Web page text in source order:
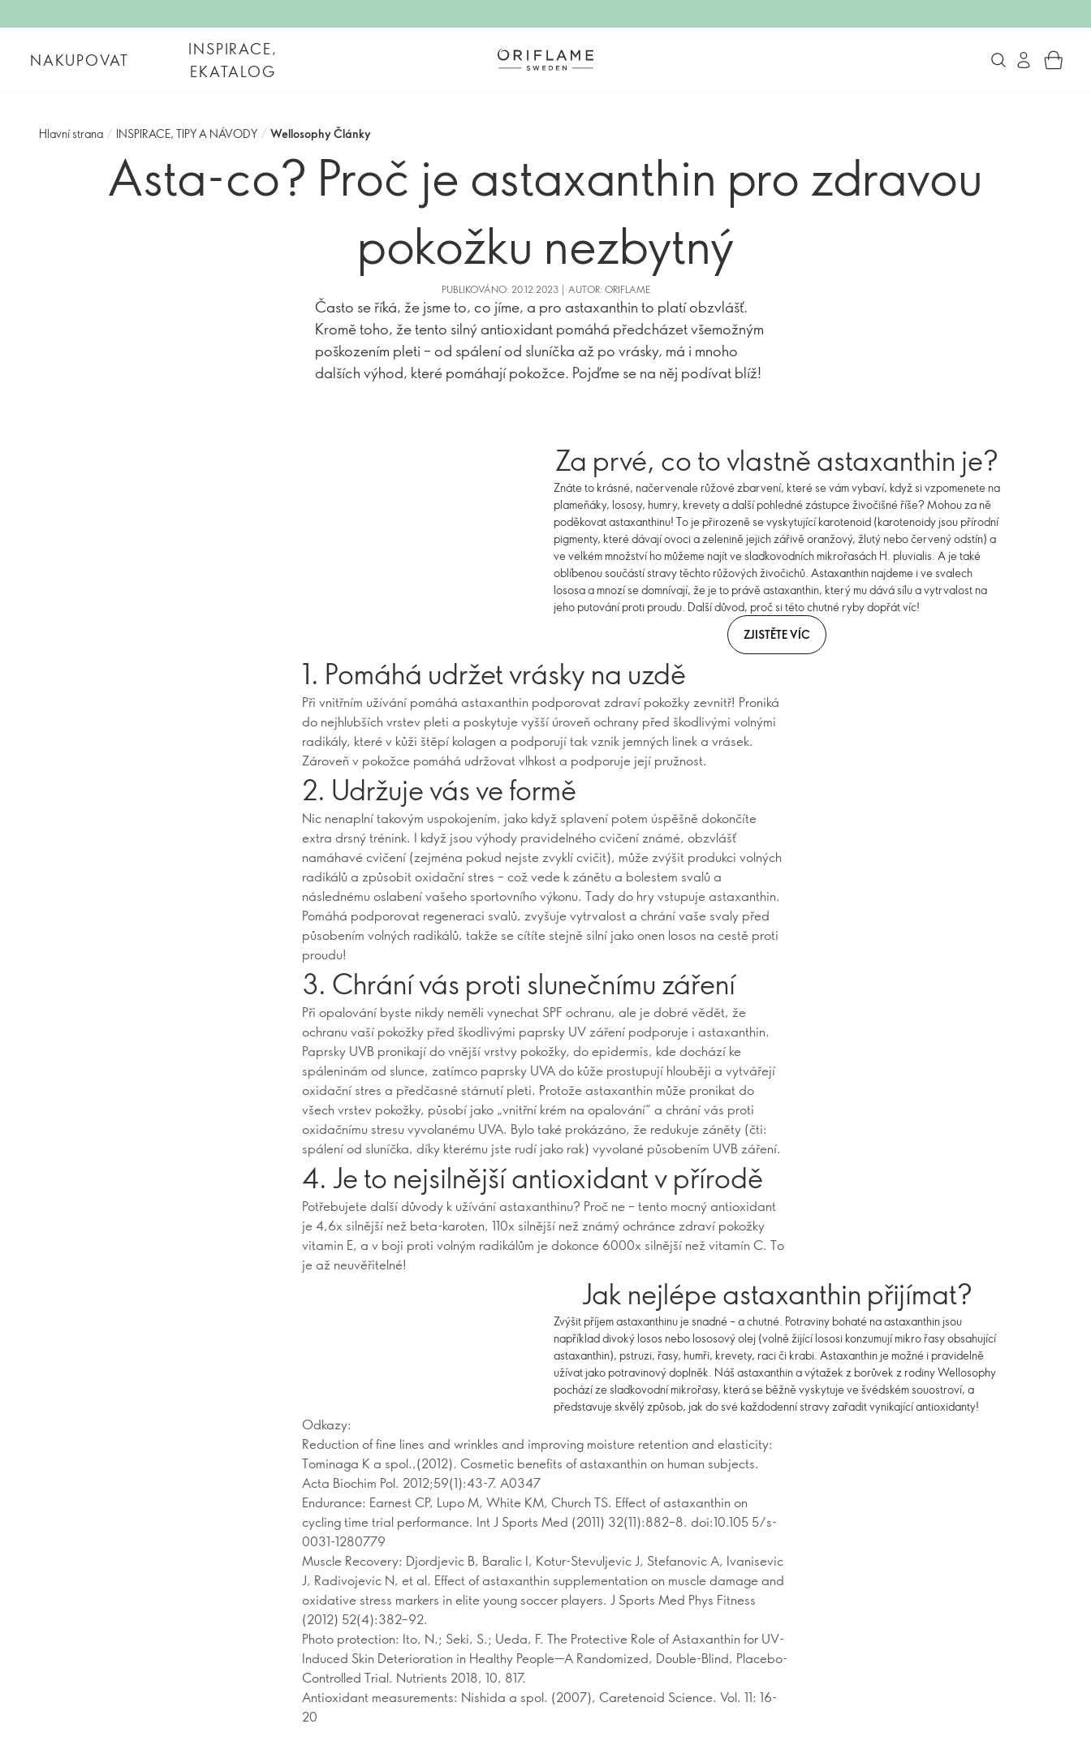
NAKUPOVAT
INSPIRACE,
EKATALOG
Hlavní strana / INSPIRACE, TIPY A NÁVODY / Wellosophy Články
Asta-co? Proč je astaxanthin pro zdravou
pokožku nezbytný
PUBLIKOVÁNO: 20.12.2023 | AUTOR: ORIFLAME
Často se říká, že jsme to, co jíme, a pro astaxanthin to platí obzvlášť.
Kromě toho, že tento silný antioxidant pomáhá předcházet všemožným
poškozením pleti – od spálení od sluníčka až po vrásky, má i mnoho
dalších výhod, které pomáhají pokožce. Pojďme se na něj podívat blíž!
Za prvé, co to vlastně astaxanthin je?
Znáte to krásné, načervenale růžové zbarvení, které se vám vybaví, když si vzpomenete na
plameňáky, lososy, humry, krevety a další pohledné zástupce živočišné říše? Mohou za ně
poděkovat astaxanthinu! To je přirozeně se vyskytující karotenoid (karotenoidy jsou přírodní
pigmenty, které dávají ovoci a zelenině jejich zářivě oranžový, žlutý nebo červený odstín) a
ve velkém množství ho můžeme najít ve sladkovodních mikrořasách H. pluvialis. A je také
oblíbenou součástí stravy těchto růžových živočichů. Astaxanthin najdeme i ve svalech
lososa a mnozí se domnívají, že je to právě astaxanthin, který mu dává sílu a vytrvalost na
jeho putování proti proudu. Další důvod, proč si této chutné ryby dopřát víc!
ZJISTĚTE VÍC
1. Pomáhá udržet vrásky na uzdě
Při vnitřním užívání pomáhá astaxanthin podporovat zdraví pokožky zevnitř! Proniká
do nejhlubších vrstev pleti a poskytuje vyšší úroveň ochrany před škodlivými volnými
radikály, které v kůži štěpí kolagen a podporují tak vznik jemných linek a vrásek.
Zároveň v pokožce pomáhá udržovat vlhkost a podporuje její pružnost.
2. Udržuje vás ve formě
Nic nenaplní takovým uspokojením, jako když splavení potem úspěšně dokončíte
extra drsný trénink. I když jsou výhody pravidelného cvičení známé, obzvlášť
namáhavé cvičení (zejména pokud nejste zvyklí cvičit), může zvýšit produkci volných
radikálů a způsobit oxidační stres – což vede k zánětu a bolestem svalů a
následnému oslabení vašeho sportovního výkonu. Tady do hry vstupuje astaxanthin.
Pomáhá podporovat regeneraci svalů, zvyšuje vytrvalost a chrání vaše svaly před
působením volných radikálů, takže se cítíte stejně silní jako onen losos na cestě proti
proudu!
3. Chrání vás proti slunečnímu záření
Při opalování byste nikdy neměli vynechat SPF ochranu, ale je dobré vědět, že
ochranu vaší pokožky před škodlivými paprsky UV záření podporuje i astaxanthin.
Paprsky UVB pronikají do vnější vrstvy pokožky, do epidermis, kde dochází ke
spáleninám od slunce, zatímco paprsky UVA do kůže prostupují hlouběji a vytvářejí
oxidační stres a předčasné stárnutí pleti. Protože astaxanthin může pronikat do
všech vrstev pokožky, působí jako „vnitřní krém na opalování“ a chrání vás proti
oxidačnímu stresu vyvolanému UVA. Bylo také prokázáno, že redukuje záněty (čti:
spálení od sluníčka, díky kterému jste rudí jako rak) vyvolané působením UVB záření.
4. Je to nejsilnější antioxidant v přírodě
Potřebujete další důvody k užívání astaxanthinu? Proč ne – tento mocný antioxidant
je 4,6x silnější než beta-karoten, 110x silnější než známý ochránce zdraví pokožky
vitamin E, a v boji proti volným radikálům je dokonce 6000x silnější než vitamín C. To
je až neuvěřitelné!
Jak nejlépe astaxanthin přijímat?
Zvýšit příjem astaxanthinu je snadné – a chutné. Potraviny bohaté na astaxanthin jsou
například divoký losos nebo lososový olej (volně žijící lososi konzumují mikro řasy obsahující
astaxanthin), pstruzi, řasy, humři, krevety, raci či krabi. Astaxanthin je možné i pravidelně
užívat jako potravinový doplněk. Náš astaxanthin a výtažek z borůvek z rodiny Wellosophy
pochází ze sladkovodní mikrořasy, která se běžně vyskytuje ve švédském souostroví, a
představuje skvělý způsob, jak do své každodenní stravy zařadit vynikající antioxidanty!
Odkazy:
Reduction of fine lines and wrinkles and improving moisture retention and elasticity:
Tominaga K a spol.,(2012). Cosmetic benefits of astaxanthin on human subjects.
Acta Biochim Pol. 2012;59(1):43-7. A0347
Endurance: Earnest CP, Lupo M, White KM, Church TS. Effect of astaxanthin on
cycling time trial performance. Int J Sports Med (2011) 32(11):882–8. doi:10.105 5/s-
0031-1280779
Muscle Recovery: Djordjevic B, Baralic I, Kotur-Stevuljevic J, Stefanovic A, Ivanisevic
J, Radivojevic N, et al. Effect of astaxanthin supplementation on muscle damage and
oxidative stress markers in elite young soccer players. J Sports Med Phys Fitness
(2012) 52(4):382–92.
Photo protection: Ito, N.; Seki, S.; Ueda, F. The Protective Role of Astaxanthin for UV-
Induced Skin Deterioration in Healthy People—A Randomized, Double-Blind, Placebo-
Controlled Trial. Nutrients 2018, 10, 817.
Antioxidant measurements: Nishida a spol. (2007), Caretenoid Science. Vol. 11: 16-
20